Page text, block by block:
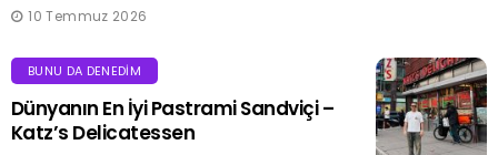
10 Temmuz 2026
BUNU DA DENEDIM
Dünyanın En İyi Pastrami Sandviçi –
Katz’s Delicatessen